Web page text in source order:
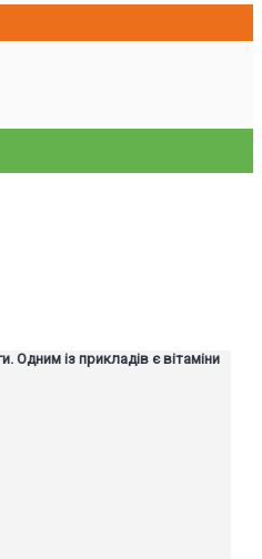
Одним із прикладів є вітаміни